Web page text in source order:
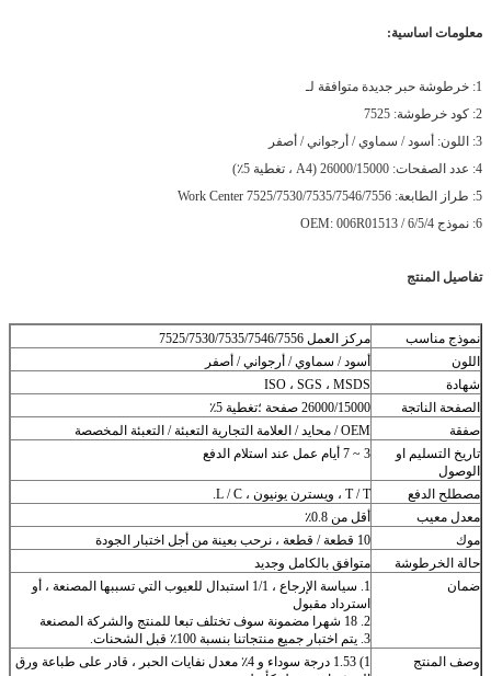
معلومات اساسية:
1: خرطوشة حبر جديدة متوافقة لـ
2: كود خرطوشة: 7525
3: اللون: أسود / سماوي / أرجواني / أصفر
4: عدد الصفحات: 26000/15000 (A4 ، تغطية 5٪)
5: طراز الطابعة: Work Center 7525/7530/7535/7546/7556
6: نموذج OEM: 006R01513 / 6/5/4
تفاصيل المنتج
نموذج مناسب
مركز العمل 7525/7530/7535/7546/7556
اللون
أسود / سماوي / أرجواني / أصفر
شهادة
ISO ، SGS ، MSDS
الصفحة الناتجة
26000/15000 صفحة ؛تغطية 5٪
صفقة
OEM / محايد / العلامة التجارية التعبئة / التعبئة المخصصة
تاريخ التسليم او
الوصول
3 ~ 7 أيام عمل عند استلام الدفع
مصطلح الدفع
T / T ، ويسترن يونيون ، L / C.
معدل معيب
أقل من 0.8٪
موك
10 قطعة / قطعة ، نرحب بعينة من أجل اختبار الجودة
حالة الخرطوشة
متوافق بالكامل وجديد
ضمان
1. سياسة الإرجاع ، 1/1 استبدال للعيوب التي تسببها المصنعة ، أو
استرداد مقبول
2. 18 شهرا مضمونة سوف تختلف تبعا للمنتج والشركة المصنعة
3. يتم اختبار جميع منتجاتنا بنسبة 100٪ قبل الشحنات.
وصف المنتج
1) 1.53 درجة سوداء و 4٪ معدل نفايات الحبر ، قادر على طباعة ورق